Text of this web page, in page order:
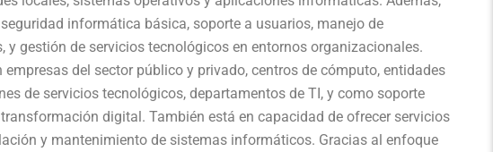
informática básica, soporte a usuarios, manejo de
y gestión de servicios tecnológicos en entornos organizacionales.
empresas del sector público y privado, centros de cómputo, entidades
de servicios tecnológicos, departamentos de TI, y como soporte
digital. También está en capacidad de ofrecer servicios
y mantenimiento de sistemas informáticos. Gracias al enfoque